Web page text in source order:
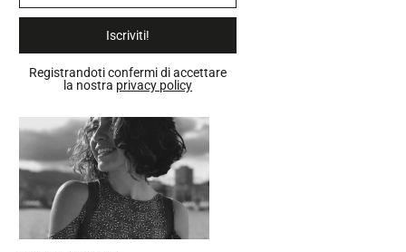
Iscriviti!
Registrandoti confermi di accettare
la nostra privacy policy